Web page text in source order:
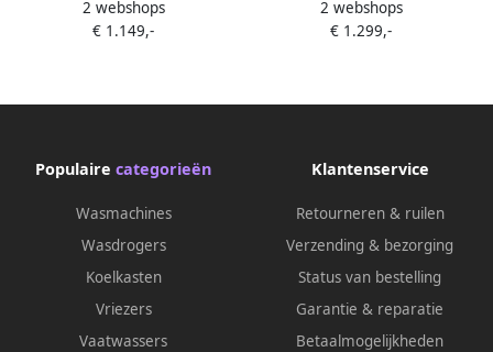
EcoSpeed
Warmtepompdroger Wit
2 webshops
€ 1.149,-
EcoSpeed & Wash2Dry
Warmtepompdroger Wit
2 webshops
€ 1.299,-
Populaire categorieën
Wasmachines
Wasdrogers
Koelkasten
Vriezers
Vaatwassers
Klantenservice
Retourneren & ruilen
Verzending & bezorging
Status van bestelling
Garantie & reparatie
Betaalmogelijkheden